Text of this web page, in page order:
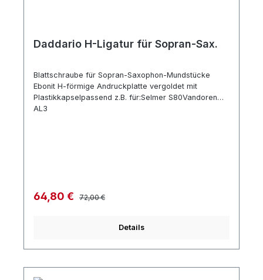
Daddario H-Ligatur für Sopran-Sax.
Blattschraube für Sopran-Saxophon-Mundstücke
Ebonit H-förmige Andruckplatte vergoldet mit
Plastikkapselpassend z.B. für:Selmer S80Vandoren
AL3
Verkaufspreis:
64,80 € Regulärer Preis:
72,00 €
Details